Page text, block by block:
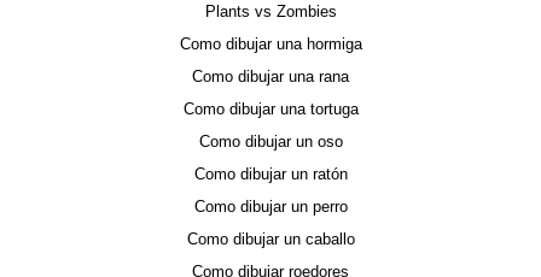
Plants vs Zombies
Como dibujar una hormiga
Como dibujar una rana
Como dibujar una tortuga
Como dibujar un oso
Como dibujar un ratón
Como dibujar un perro
Como dibujar un caballo
Como dibujar roedores